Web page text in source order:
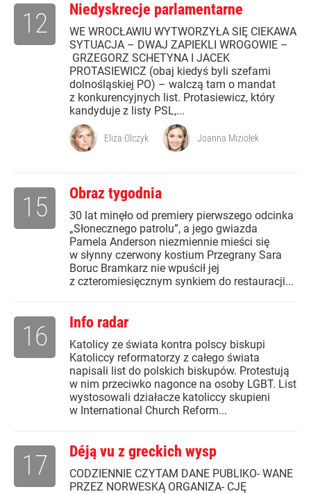
Niedyskrecje parlamentarne
WE WROCŁAWIU WYTWORZYŁA SIĘ CIEKAWA
SYTUACJA – DWAJ ZAPIEKLI WROGOWIE –
GRZEGORZ SCHETYNA I JACEK
PROTASIEWICZ (obaj kiedyś byli szefami
dolnośląskiej PO) – walczą tam o mandat
z konkurencyjnych list. Protasiewicz, który
kandyduje z listy PSL,...
12
Eliza Olczyk Joanna Miziołek
Obraz tygodnia
30 lat minęło od premiery pierwszego odcinka
„Słonecznego patrolu”, a jego gwiazda
Pamela Anderson niezmiennie mieści się
w słynny czerwony kostium Przegrany Sara
Boruc Bramkarz nie wpuścił jej
z czteromiesięcznym synkiem do restauracji...
15
Info radar
Katolicy ze świata kontra polscy biskupi
Katoliccy reformatorzy z całego świata
napisali list do polskich biskupów. Protestują
w nim przeciwko nagonce na osoby LGBT. List
wystosowali działacze katoliccy skupieni
w International Church Reform...
16
Déją vu z greckich wysp
CODZIENNIE CZYTAM DANE PUBLIKO- WANE
PRZEZ NORWESKĄ ORGANIZA- CJĘ
17